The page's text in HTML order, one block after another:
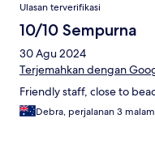
Ulasan terverifikasi
10/10 Sempurna
30 Agu 2024
Terjemahkan dengan
Friendly staff, close to
Debra, perjalanan 3 malam